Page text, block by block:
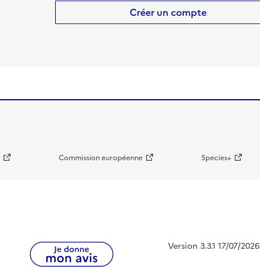
Créer un compte
Commission européenne Species+
Version 3.3.1 17/07/2026